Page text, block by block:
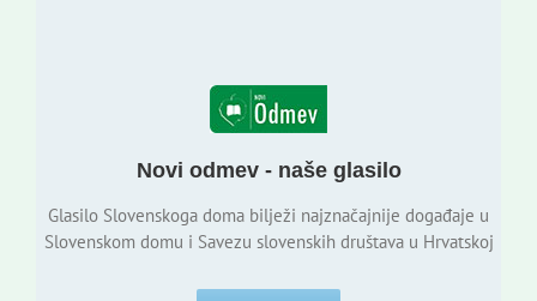
Novi odmev - naše glasilo
Glasilo Slovenskoga doma bilježi najznačajnije događaje u
Slovenskom domu i Savezu slovenskih društava u Hrvatskoj